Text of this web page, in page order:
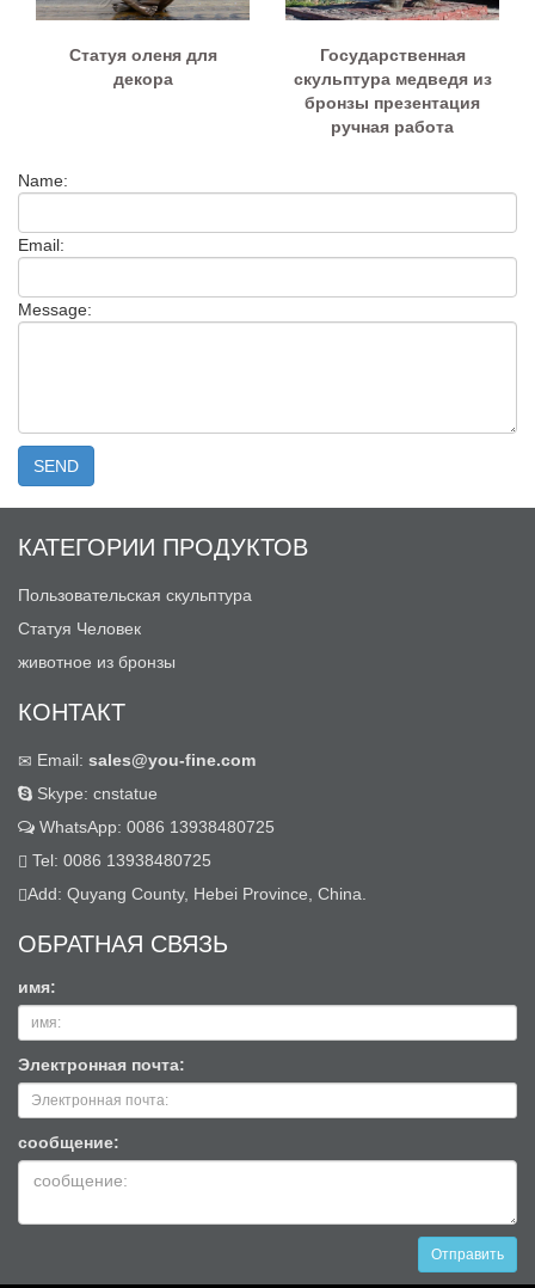
Статуя оленя для
декора
Государственная
скульптура медведя из
бронзы презентация
ручная работа
Name:
Email:
Message:
КАТЕГОРИИ ПРОДУКТОВ
Пользовательская скульптура
Статуя Человек
животное из бронзы
КОНТАКТ
Email: sales@you-fine.com
Skype: cnstatue
WhatsApp: 0086 13938480725
Tel: 0086 13938480725
Add: Quyang County, Hebei Province, China.
ОБРАТНАЯ СВЯЗЬ
имя:
Электронная почта:
сообщение:
Отправить